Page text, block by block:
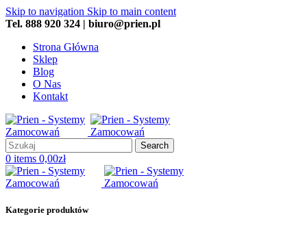
Skip to navigation Skip to main content
Tel. 888 920 324 | biuro@prien.pl
Strona Główna
Sklep
Blog
O Nas
Kontakt
Search
0 items 0,00zł
Kategorie produktów